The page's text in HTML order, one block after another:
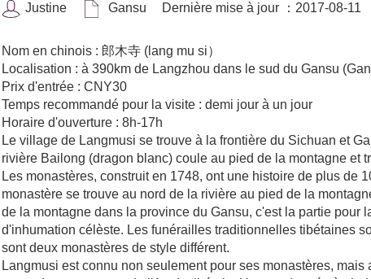
Justine Gansu Dernière mise à jour ：2017-08-11
Nom en chinois : 郎木寺 (lang mu si）
Localisation : à 390km de Langzhou dans le sud du Gansu
Prix d'entrée : CNY30
Temps recommandé pour la visite : demi jour à un jour
Horaire d'ouverture : 8h-17h
Le village de Langmusi se trouve à la frontière du Sichuan et
rivière Bailong (dragon blanc) coule au pied de la montagne et
Les monastères, construit en 1748, ont une histoire de plus de
monastère se trouve au nord de la rivière au pied de la
de la montagne dans la province du Gansu, c'est la partie pour
d'inhumation célèste. Les funérailles traditionnelles tibétaines
sont deux monastères de style différent.
Langmusi est connu non seulement pour ses monastères,